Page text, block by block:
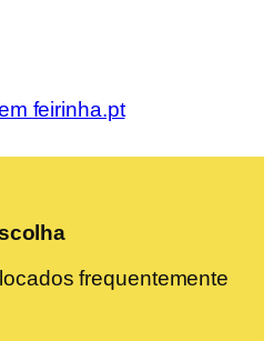
feirinha.pt
frequentemente